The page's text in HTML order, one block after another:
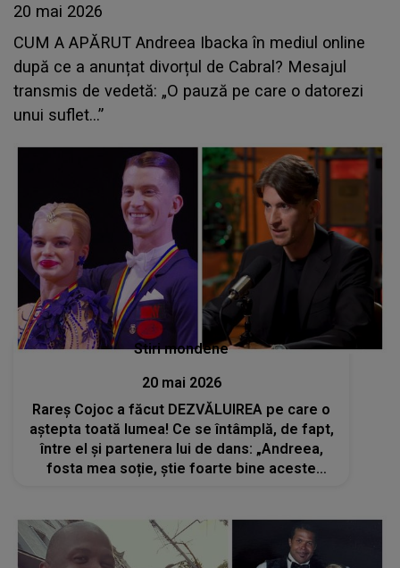
20 mai 2026
CUM A APĂRUT Andreea Ibacka în mediul online
după ce a anunțat divorțul de Cabral? Mesajul
transmis de vedetă: „O pauză pe care o datorezi
unui suflet...”
Stiri mondene
20 mai 2026
Rareș Cojoc a făcut DEZVĂLUIREA pe care o
aștepta toată lumea! Ce se întâmplă, de fapt,
între el și partenera lui de dans: „Andreea,
fosta mea soție, știe foarte bine aceste